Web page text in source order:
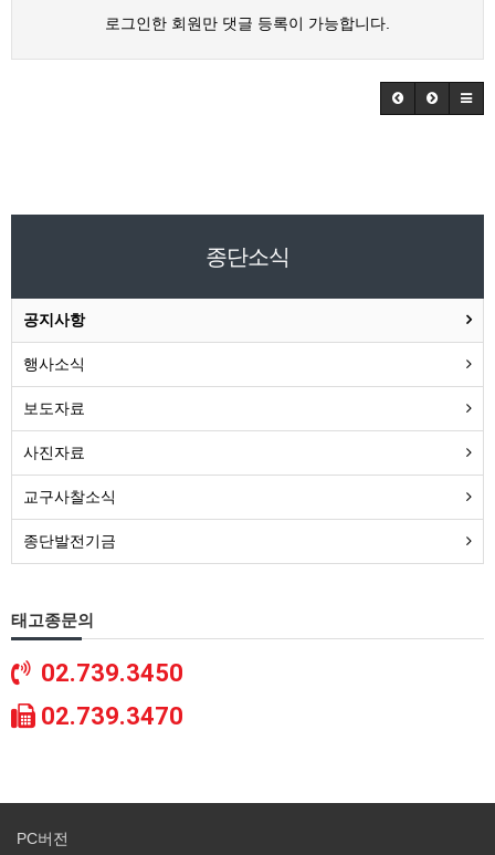
로그인한 회원만 댓글 등록이 가능합니다.
종단소식
공지사항
행사소식
보도자료
사진자료
교구사찰소식
종단발전기금
태고종문의
02.739.3450
02.739.3470
PC버전